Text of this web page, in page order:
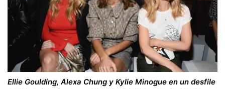
Ellie Goulding, Alexa Chung y Kylie Minogue en un desfile